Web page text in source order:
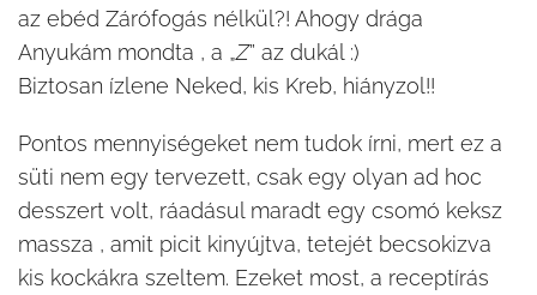
az ebéd Zárófogás nélkül?! Ahogy drága
Anyukám mondta , a „Z” az dukál :)
Biztosan ízlene Neked, kis Kreb, hiányzol!!
Pontos mennyiségeket nem tudok írni, mert ez a
süti nem egy tervezett, csak egy olyan ad hoc
desszert volt, ráadásul maradt egy csomó keksz
massza , amit picit kinyújtva, tetejét becsokizva
kis kockákra szeltem. Ezeket most, a receptírás